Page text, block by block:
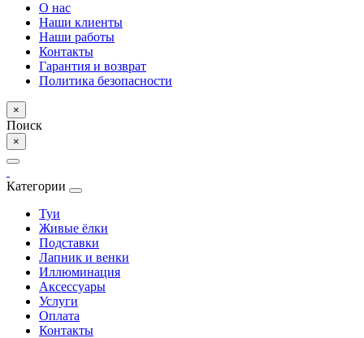
О нас
Наши клиенты
Наши работы
Контакты
Гарантия и возврат
Политика безопасности
×
Поиск
×
Категории
Туи
Живые ёлки
Подставки
Лапник и венки
Иллюминация
Аксессуары
Услуги
Оплата
Контакты